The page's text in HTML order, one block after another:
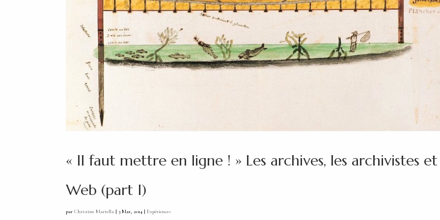
« Il faut mettre en ligne ! » Les archives, les archivistes
Web (part I)
parChristine Martella | 3 Mar, 2014 |Expériences